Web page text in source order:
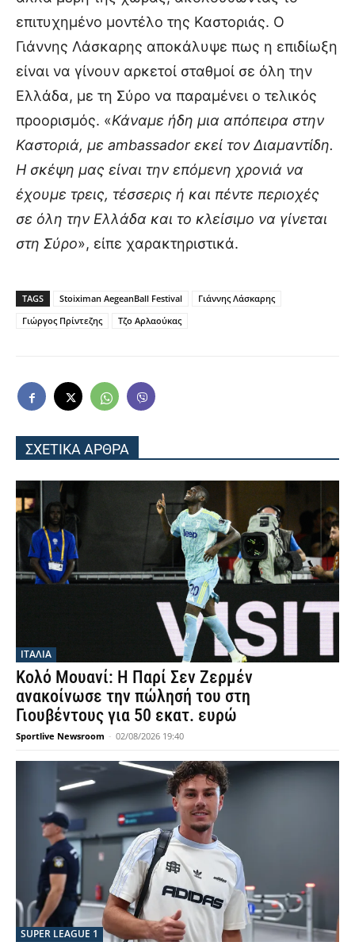
επιτυχημένο μοντέλο της Καστοριάς. Ο
Γιάννης Λάσκαρης αποκάλυψε πως η επιδίωξη
είναι να γίνουν αρκετοί σταθμοί σε όλη την
Ελλάδα, με τη Σύρο να παραμένει ο τελικός
προορισμός. «Κάναμε ήδη μια απόπειρα στην
Καστοριά, με ambassador εκεί τον Διαμαντίδη.
Η σκέψη μας είναι την επόμενη χρονιά να
έχουμε τρεις, τέσσερις ή και πέντε περιοχές
σε όλη την Ελλάδα και το κλείσιμο να γίνεται
στη Σύρο», είπε χαρακτηριστικά.
TAGS Stoiximan AegeanBall Festival
Γιάννης Λάσκαρης
Γιώργος Πρίντεζης
Τζο Αρλαούκας
ΣΧΕΤΙΚΑ ΑΡΘΡΑ
ΙΤΑΛΙΑ
Κολό Μουανί: Η Παρί Σεν Ζερμέν
ανακοίνωσε την πώλησή του στη
Γιουβέντους για 50 εκατ. ευρώ
Sportlive Newsroom - 02/08/2026 19:40
SUPER LEAGUE 1